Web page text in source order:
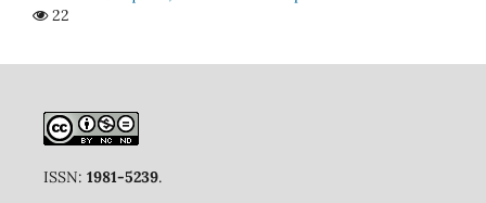
22
ISSN: 1981-5239.